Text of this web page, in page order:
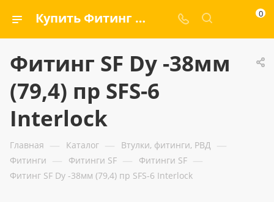
Купить Фитинг SF Dу -38мм (79,4) пр SFS-6 Interlock — ООО «ГИДРАМАКС» 0
Фитинг SF Dу -38мм
(79,4) пр SFS-6
Interlock
Главная — Каталог — Втулки, фитинги, РВД —
Фитинги — Фитинги SF — Фитинги SF —
Фитинг SF Dу -38мм (79,4) пр SFS-6 Interlock